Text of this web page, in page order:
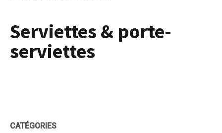
Serviettes & porte-
serviettes
CATÉGORIES